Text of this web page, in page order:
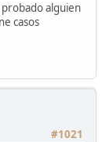
alguien
casos
#1021